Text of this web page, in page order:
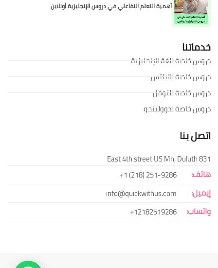
أهمية التعلم التفاعلي في دروس الإنجليزية أونلاين
خدماتنا
دروس خاصة للغة الإنجليزية
دروس خاصة للآيلتس
دروس خاصة للتوفل
دروس خاصة لدوولينجو
اتصل بنا
831 East 4th street US Mn, Duluth
هاتف: 251-9286 (218) 1+
إيميل: info@quickwithus.com
واتساب: 12182519286+